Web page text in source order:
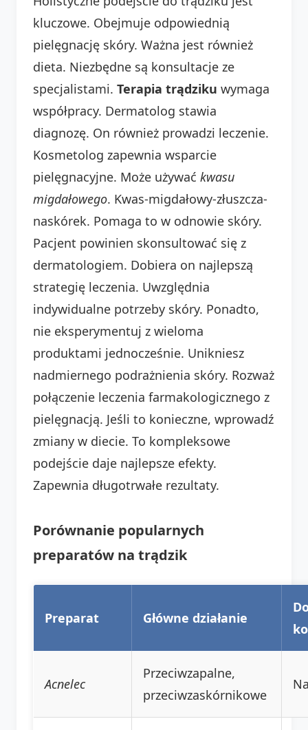
kluczowe. Obejmuje odpowiednią
pielęgnację skóry. Ważna jest również
dieta. Niezbędne są konsultacje ze
specjalistami. Terapia trądziku wymaga
współpracy. Dermatolog stawia
diagnozę. On również prowadzi leczenie.
Kosmetolog zapewnia wsparcie
pielęgnacyjne. Może używać kwasu
migdałowego. Kwas-migdałowy-złuszcza-
naskórek. Pomaga to w odnowie skóry.
Pacjent powinien skonsultować się z
dermatologiem. Dobiera on najlepszą
strategię leczenia. Uwzględnia
indywidualne potrzeby skóry. Ponadto,
nie eksperymentuj z wieloma
produktami jednocześnie. Unikniesz
nadmiernego podrażnienia skóry. Rozważ
połączenie leczenia farmakologicznego z
pielęgnacją. Jeśli to konieczne, wprowadź
zmiany w diecie. To kompleksowe
podejście daje najlepsze efekty.
Zapewnia długotrwałe rezultaty.
Porównanie popularnych
preparatów na trądzik
Preparat Główne działanie
Acnelec
Przeciwzapalne,
przeciwzaskórnikowe